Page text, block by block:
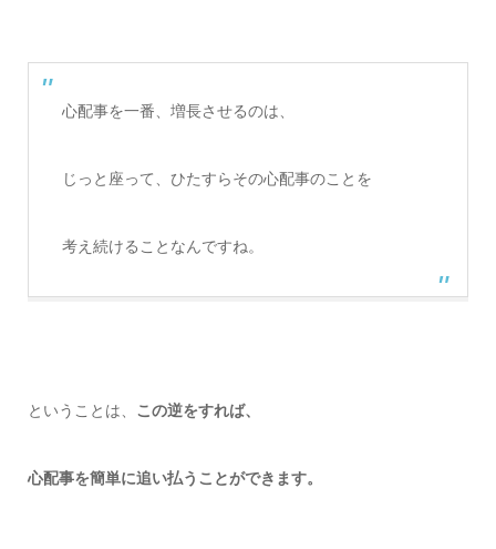
心配事を一番、増長させるのは、
じっと座って、ひたすらその心配事のことを
考え続けることなんですね。
ということは、 この逆をすれば、
心配事を簡単に追い払うことができます。